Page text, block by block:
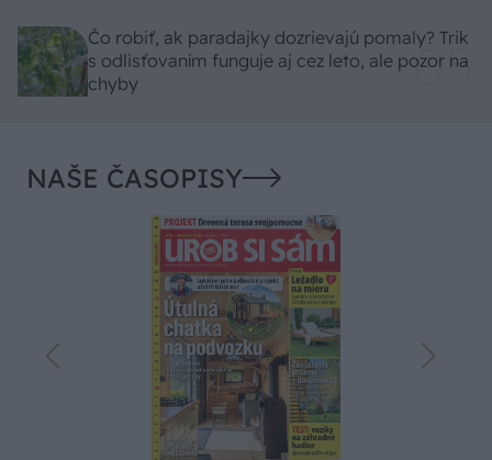
Čo robiť, ak paradajky dozrievajú pomaly? Trik
s odlisťovaním funguje aj cez leto, ale pozor na
chyby
NAŠE ČASOPISY